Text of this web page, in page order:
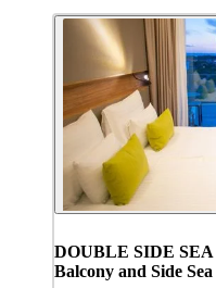
DOUBLE SIDE
Balcony and Side